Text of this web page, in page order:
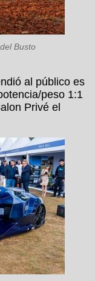
Busto
al público es
peso 1:1
Privé el